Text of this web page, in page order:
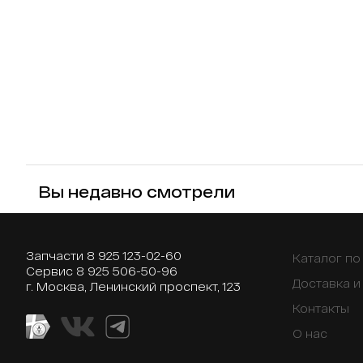
Вы недавно смотрели
Запчасти 8 925 123-02-60
Сервис 8 925 506-50-96
г. Москва, Ленинский проспект, 123
Каталог
Доставка
Контакты
О нас